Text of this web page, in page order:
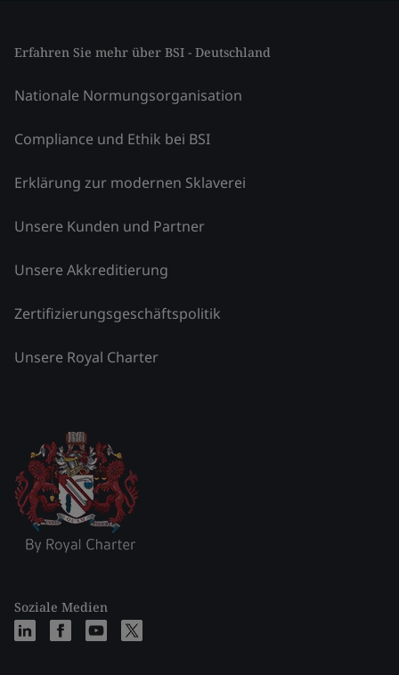
Erfahren Sie mehr über BSI - Deutschland
Nationale Normungsorganisation
Compliance und Ethik bei BSI
Erklärung zur modernen Sklaverei
Unsere Kunden und Partner
Unsere Akkreditierung
Zertifizierungsgeschäftspolitik
Unsere Royal Charter
Soziale Medien